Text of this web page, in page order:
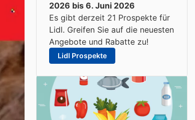
2026 bis 6. Juni 2026
Es gibt derzeit 21 Prospekte für
Lidl. Greifen Sie auf die neuesten
Angebote und Rabatte zu!
Lidl Prospekte